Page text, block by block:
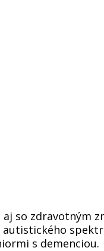
so zdravotným
s demenciou.